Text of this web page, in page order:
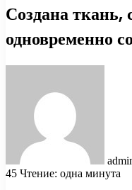
Создана ткань,
одновременно
45 Чтение: одна минута